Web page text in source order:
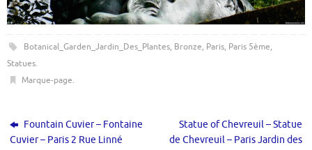
Botanical_Garden_Jardin_Des_Plantes, Bronze, Paris, Paris 5ème,
Statues.
Marque-page.
Fountain Cuvier – Fontaine
Cuvier – Paris 2 Rue Linné
Statue of Chevreuil – Statue
de Chevreuil – Paris Jardin des